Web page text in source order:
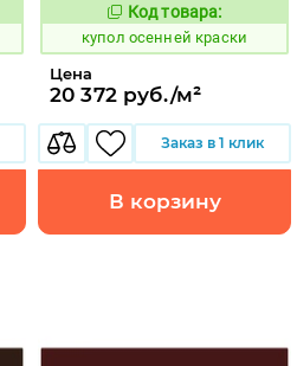
852164
Код товара:
купол осенней краски
Цена
20 372 руб./м²
Заказ в 1 клик
В корзину